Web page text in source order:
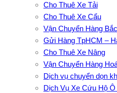
Cho Thuê Xe Tải
Cho Thuê Xe Cẩu
Vận Chuyển Hàng
Gửi Hàng TpHCM –
Cho Thuê Xe Nâng
Vận Chuyển Hàng
Dịch vụ chuyển dọn
Dịch Vụ Xe Cứu Hộ Ô